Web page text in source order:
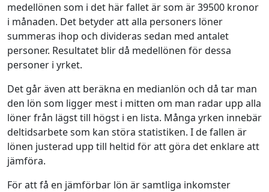
medellönen som i det här fallet är som är 39500 kronor
i månaden. Det betyder att alla personers löner
summeras ihop och divideras sedan med antalet
personer. Resultatet blir då medellönen för dessa
personer i yrket.
Det går även att beräkna en medianlön och då tar man
den lön som ligger mest i mitten om man radar upp alla
löner från lägst till högst i en lista. Många yrken innebär
deltidsarbete som kan störa statistiken. I de fallen är
lönen justerad upp till heltid för att göra det enklare att
jämföra.
För att få en jämförbar lön är samtliga inkomster